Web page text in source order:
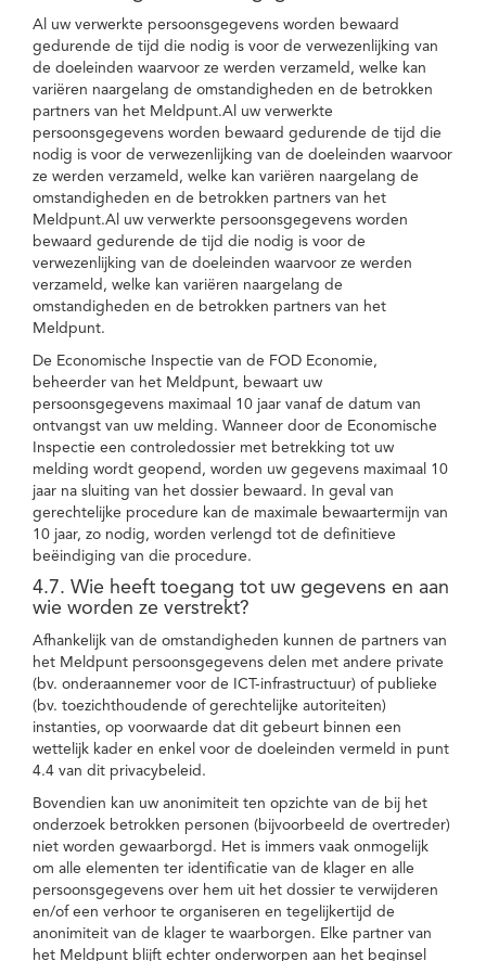
Al uw verwerkte persoonsgegevens worden bewaard
gedurende de tijd die nodig is voor de verwezenlijking van
de doeleinden waarvoor ze werden verzameld, welke kan
variëren naargelang de omstandigheden en de betrokken
partners van het Meldpunt.Al uw verwerkte
persoonsgegevens worden bewaard gedurende de tijd die
nodig is voor de verwezenlijking van de doeleinden waarvoor
ze werden verzameld, welke kan variëren naargelang de
omstandigheden en de betrokken partners van het
Meldpunt.Al uw verwerkte persoonsgegevens worden
bewaard gedurende de tijd die nodig is voor de
verwezenlijking van de doeleinden waarvoor ze werden
verzameld, welke kan variëren naargelang de
omstandigheden en de betrokken partners van het
Meldpunt.
De Economische Inspectie van de FOD Economie,
beheerder van het Meldpunt, bewaart uw
persoonsgegevens maximaal 10 jaar vanaf de datum van
ontvangst van uw melding. Wanneer door de Economische
Inspectie een controledossier met betrekking tot uw
melding wordt geopend, worden uw gegevens maximaal 10
jaar na sluiting van het dossier bewaard. In geval van
gerechtelijke procedure kan de maximale bewaartermijn van
10 jaar, zo nodig, worden verlengd tot de definitieve
beëindiging van die procedure.
4.7. Wie heeft toegang tot uw gegevens en aan
wie worden ze verstrekt?
Afhankelijk van de omstandigheden kunnen de partners van
het Meldpunt persoonsgegevens delen met andere private
(bv. onderaannemer voor de ICT-infrastructuur) of publieke
(bv. toezichthoudende of gerechtelijke autoriteiten)
instanties, op voorwaarde dat dit gebeurt binnen een
wettelijk kader en enkel voor de doeleinden vermeld in punt
4.4 van dit privacybeleid.
Bovendien kan uw anonimiteit ten opzichte van de bij het
onderzoek betrokken personen (bijvoorbeeld de overtreder)
niet worden gewaarborgd. Het is immers vaak onmogelijk
om alle elementen ter identificatie van de klager en alle
persoonsgegevens over hem uit het dossier te verwijderen
en/of een verhoor te organiseren en tegelijkertijd de
anonimiteit van de klager te waarborgen. Elke partner van
het Meldpunt blijft echter onderworpen aan het beginsel